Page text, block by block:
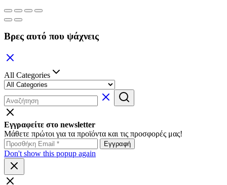
Βρες αυτό που ψάχνεις
All Categories
Εγγραφείτε στο newsletter
Μάθετε πρώτοι για τα προϊόντα και τις προσφορές μας!
Don't show this popup again